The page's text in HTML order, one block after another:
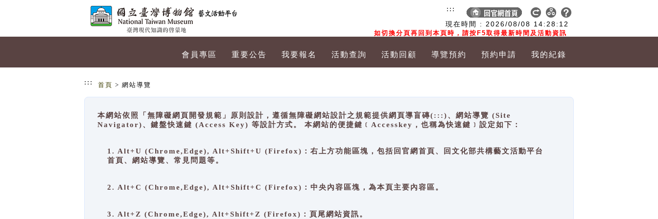
現在時間 : 2026/08/08 14:28:12
如切換分頁再回到本頁時，請按F5取得最新時間及活動資訊
:::
會員專區 重要公告 我要報名 活動查詢 活動回顧 導覽預約 預約申請 我的紀錄
::: 首頁 > 網站導覽
本網站依照「無障礙網頁開發規範」原則設計，遵循無障礙網站設計之規範提供網頁導盲磚(:::)、網站導覽 (Site
Navigator)、鍵盤快速鍵 (Access Key) 等設計方式。 本網站的便捷鍵﹝Accesskey，也稱為快速鍵﹞設定如下：
1. Alt+U (Chrome,Edge), Alt+Shift+U (Firefox)：右上方功能區塊，包括回官網首頁、回文化部共構藝文活動平台
首頁、網站導覽、常見問題等。
2. Alt+C (Chrome,Edge), Alt+Shift+C (Firefox)：中央內容區塊，為本頁主要內容區。
3. Alt+Z (Chrome,Edge), Alt+Shift+Z (Firefox)：頁尾網站資訊。